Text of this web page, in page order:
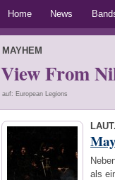
Home News
MAYHEM
View From
auf: European Legions
als